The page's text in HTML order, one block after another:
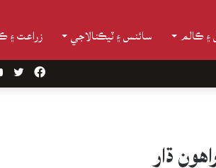
۽ ڪالم سائنس ۽ ٽيڪنالاجي زراعت ۽